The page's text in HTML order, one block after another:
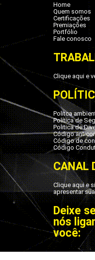
Home
Quem somos
Certificações
Premiações
Portfólio
Fale conosco
Clique aqui e
Polítca
Política de
Politica de
Código
Código de
Código
CANAL
Clique aqui e
apresentar
Deixe
nós
você: